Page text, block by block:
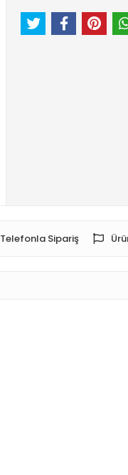
Telefonla Sipariş